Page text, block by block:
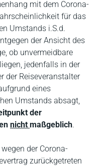
mit dem Corona-
für das
Umstands i.S.d.
der Ansicht des
ob unvermeidbare
jedenfalls in der
der Reiseveranstalter
eines
Umstands absagt,
der
nicht maßgeblich.
der Corona-
zurückgetreten